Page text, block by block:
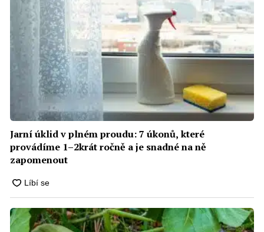
Jarní úklid v plném proudu: 7 úkonů, které
provádíme 1–2krát ročně a je snadné na ně
zapomenout